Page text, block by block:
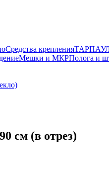
Средства крепления
Мешки и МКРПолога и
см (в отрез)